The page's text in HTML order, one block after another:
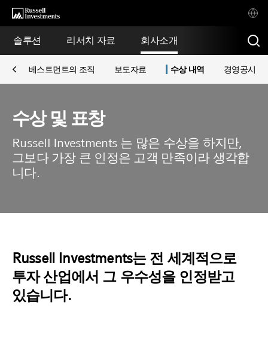
솔루션 리서치 자료 회사소개
러셀 인베스트먼트의 조직 보도자료 수상 내역 경영공시
수상 및 표창
Russell Investments 는 많은 수상을 하지만,
그보다 가장 큰 인정은 고객 만족이라 생각합
니다.
Russell Investments는 전 세계적으로
투자 산업에서 그 우수성을 인정받고
있습니다.